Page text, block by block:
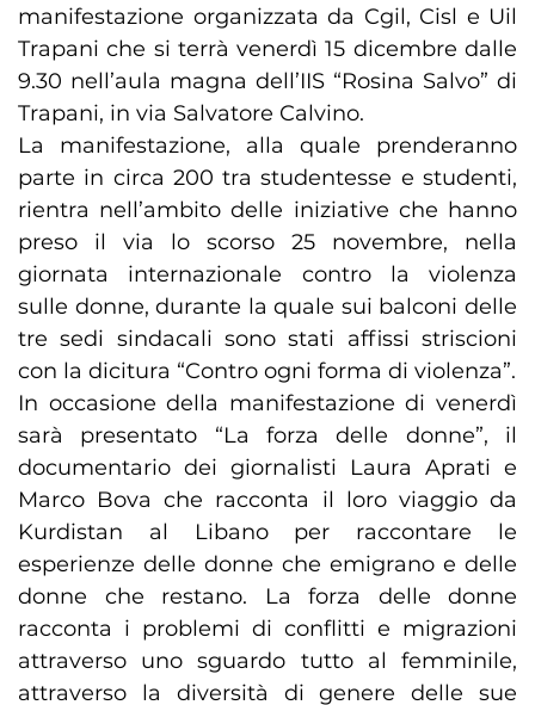
manifestazione organizzata da Cgil, Cisl e Uil
Trapani che si terrà venerdì 15 dicembre dalle
9.30 nell’aula magna dell’IIS “Rosina Salvo” di
Trapani, in via Salvatore Calvino.
La manifestazione, alla quale prenderanno
parte in circa 200 tra studentesse e studenti,
rientra nell’ambito delle iniziative che hanno
preso il via lo scorso 25 novembre, nella
giornata internazionale contro la violenza
sulle donne, durante la quale sui balconi delle
tre sedi sindacali sono stati affissi striscioni
con la dicitura “Contro ogni forma di violenza”.
In occasione della manifestazione di venerdì
sarà presentato “La forza delle donne”, il
documentario dei giornalisti Laura Aprati e
Marco Bova che racconta il loro viaggio da
Kurdistan al Libano per raccontare le
esperienze delle donne che emigrano e delle
donne che restano. La forza delle donne
racconta i problemi di conflitti e migrazioni
attraverso uno sguardo tutto al femminile,
attraverso la diversità di genere delle sue